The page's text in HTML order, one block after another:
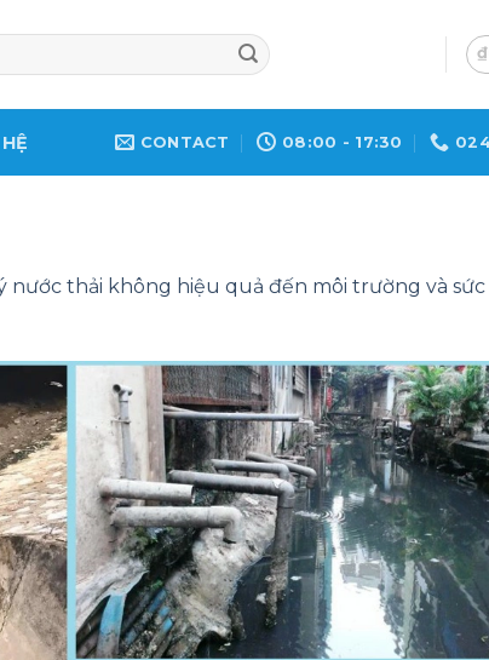
₫
CONTACT 08:00 - 17:30
nước thải không hiệu quả đến môi trường và